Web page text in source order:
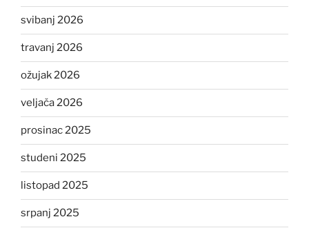
svibanj 2026
travanj 2026
ožujak 2026
veljača 2026
prosinac 2025
studeni 2025
listopad 2025
srpanj 2025